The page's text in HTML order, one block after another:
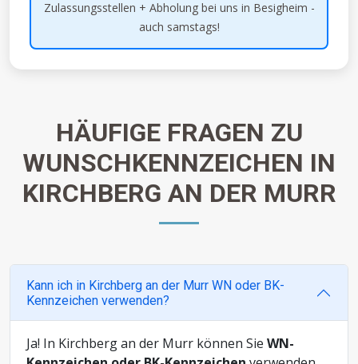
Zulassungsstellen + Abholung bei uns in Besigheim -
auch samstags!
HÄUFIGE FRAGEN ZU
WUNSCHKENNZEICHEN IN
KIRCHBERG AN DER MURR
Kann ich in Kirchberg an der Murr WN oder BK-
Kennzeichen verwenden?
Ja! In Kirchberg an der Murr können Sie WN-